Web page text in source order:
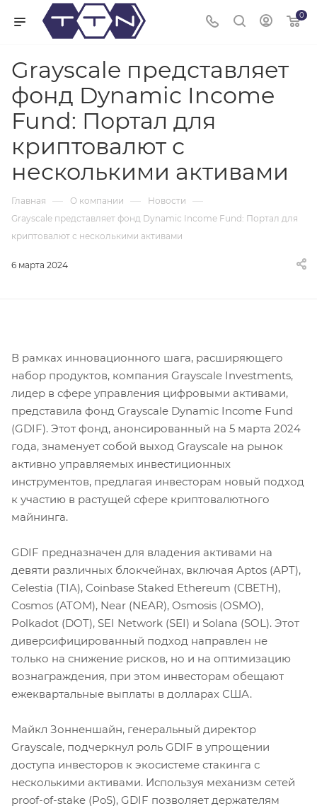
0
Grayscale представляет
фонд Dynamic Income
Fund: Портал для
криптовалют с
несколькими активами
Главная — О компании — Новости —
Grayscale представляет фонд Dynamic Income Fund: Портал для
криптовалют с несколькими активами
6 марта 2024
В рамках инновационного шага, расширяющего
набор продуктов, компания Grayscale Investments,
лидер в сфере управления цифровыми активами,
представила фонд Grayscale Dynamic Income Fund
(GDIF). Этот фонд, анонсированный на 5 марта 2024
года, знаменует собой выход Grayscale на рынок
активно управляемых инвестиционных
инструментов, предлагая инвесторам новый подход
к участию в растущей сфере криптовалютного
майнинга.
GDIF предназначен для владения активами на
девяти различных блокчейнах, включая Aptos (APT),
Celestia (TIA), Coinbase Staked Ethereum (CBETH),
Cosmos (ATOM), Near (NEAR), Osmosis (OSMO),
Polkadot (DOT), SEI Network (SEI) и Solana (SOL). Этот
диверсифицированный подход направлен не
только на снижение рисков, но и на оптимизацию
вознаграждения, при этом инвесторам обещают
ежеквартальные выплаты в долларах США.
Майкл Зонненшайн, генеральный директор
Grayscale, подчеркнул роль GDIF в упрощении
доступа инвесторов к экосистеме стакинга с
несколькими активами. Используя механизм сетей
proof-of-stake (PoS), GDIF позволяет держателям